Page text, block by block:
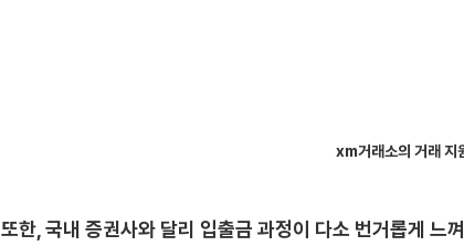
xm거래소의 거래 지
또한, 국내 증권사와 달리 입출금 과정이 다소 번거롭게 느